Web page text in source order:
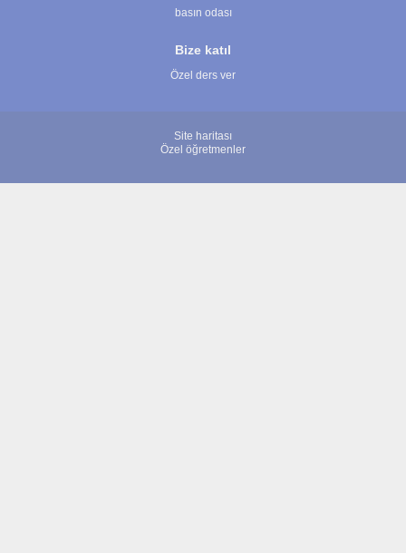
basın odası
Bize katıl
Özel ders ver
Site haritası
Özel öğretmenler